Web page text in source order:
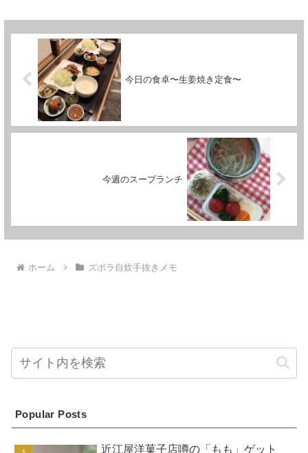
今日の食卓〜生姜焼き定食〜
今週のスープランチ
ホーム ズボラ自炊手抜きメモ
Popular Posts
近江屋洋菓子店噂の「もも」ゲット